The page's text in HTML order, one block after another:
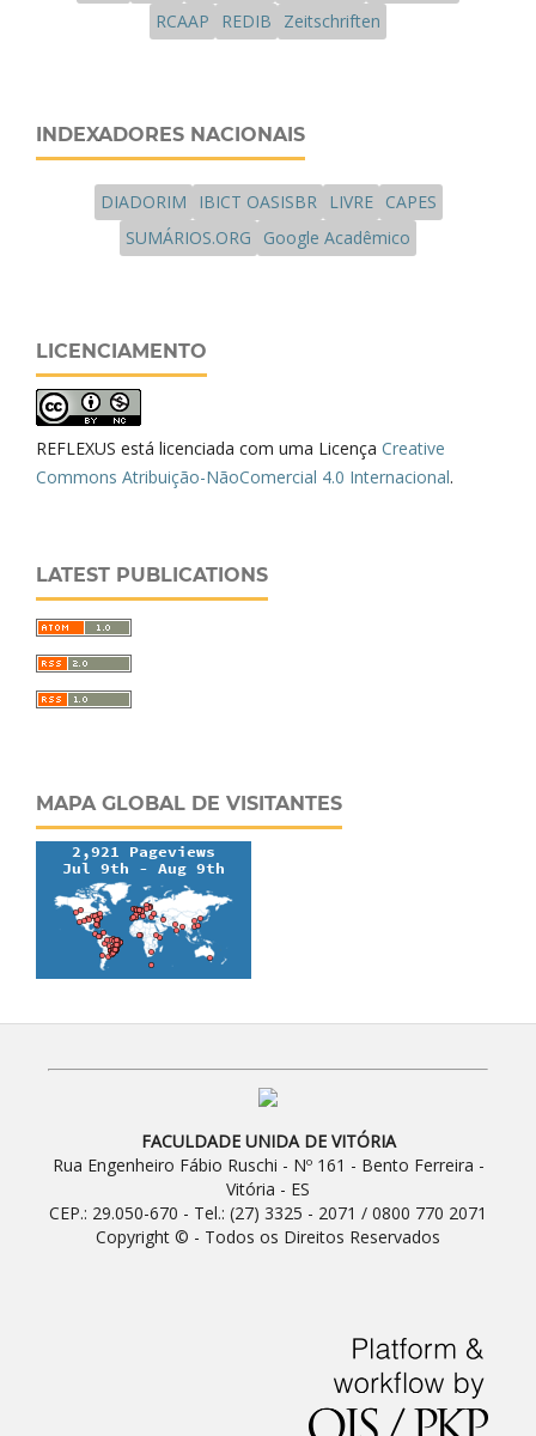
RCAAP
REDIB Zeitschriften
INDEXADORES NACIONAIS
DIADORIM IBICT OASISBR LIVRE
CAPES
SUMÁRIOS.ORG
Google Acadêmico
LICENCIAMENTO
REFLEXUS está licenciada com uma Licença Creative
Commons Atribuição-NãoComercial 4.0 Internacional.
LATEST PUBLICATIONS
MAPA GLOBAL DE VISITANTES
FACULDADE UNIDA DE VITÓRIA
Rua Engenheiro Fábio Ruschi - Nº 161 - Bento Ferreira -
Vitória - ES
CEP.: 29.050-670 - Tel.: (27) 3325 - 2071 / 0800 770 2071
Copyright © - Todos os Direitos Reservados